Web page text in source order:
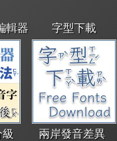
輯器 字型下載
級 兩岸發音差異